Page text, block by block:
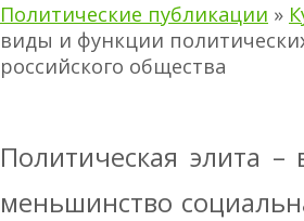
Политические публикации »
виды и функции
российского общества
Политическая элита –
меньшинство